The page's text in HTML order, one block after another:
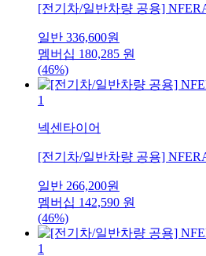
[전기차/일반차량 공용]
일반 336,600원
멤버십 180,285 원
(46%)
1
넥센타이어
[전기차/일반차량 공용]
일반 266,200원
멤버십 142,590 원
(46%)
1